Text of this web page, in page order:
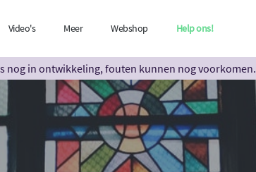
Video's Meer Webshop Help ons!
nog in ontwikkeling, fouten kunnen nog voorkomen.